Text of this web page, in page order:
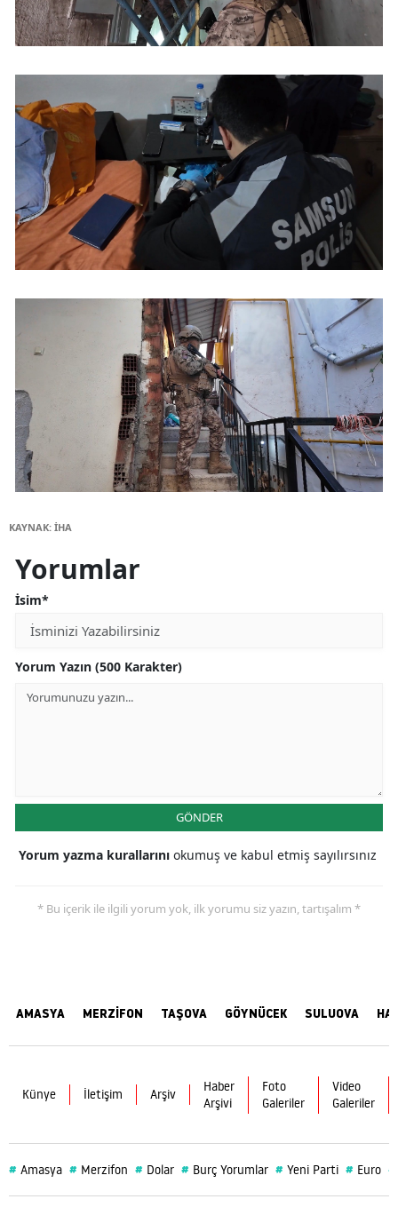
KAYNAK: İHA
Yorumlar
İsim*
Yorum Yazın (500 Karakter)
GÖNDER
Yorum yazma kurallarını okumuş ve kabul etmiş sayılırsınız
* Bu içerik ile ilgili yorum yok, ilk yorumu siz yazın, tartışalım *
AMASYA MERZİFON TAŞOVA GÖYNÜCEK SULUOVA
Künye İletişim Arşiv
Haber
Arşivi
Foto
Galeriler
Video
Galeriler
# Amasya # Merzifon # Dolar # Burç Yorumlar # Yeni Parti # Euro #